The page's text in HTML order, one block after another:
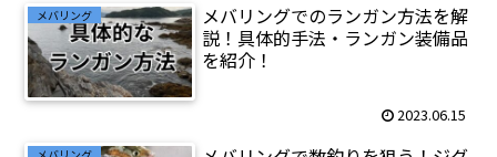
メバリング
メバリングでのランガン方法を解
説！具体的手法・ランガン装備品
を紹介！
2023.06.15